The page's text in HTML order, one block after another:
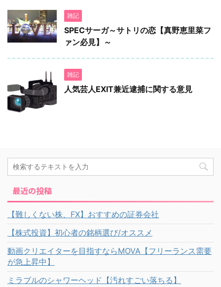
雑記
SPECサーガ～サトリの恋【真野恵里菜フ
ァン必見】～
雑記
人気芸人EXIT兼近逮捕に関する意見
最近の投稿
【難しくない株、FX】おすすめの証券会社
【株式投資】初心者の銘柄選び/オススメ
動画クリエイターを目指すならMOVA【フリーランス需要
が急上昇中】
ミラブルのシャワーヘッド【汚れすごい落ちる】